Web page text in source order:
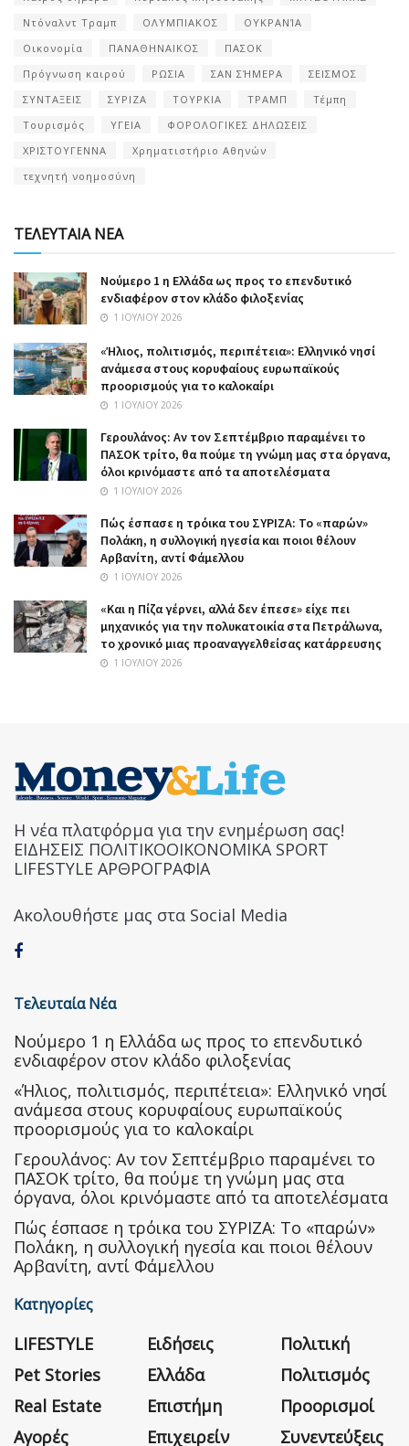
Ντόναλντ Τραμπ
ΟΛΥΜΠΙΑΚΟΣ
ΟΥΚΡΑΝΊΑ
Οικονομία
ΠΑΝΑΘΗΝΑΙΚΟΣ
ΠΑΣΟΚ
Πρόγνωση καιρού
ΡΩΣΙΑ ΣΑΝ ΣΉΜΕΡΑ
ΣΕΙΣΜΟΣ
ΣΥΝΤΑΞΕΙΣ
ΣΥΡΙΖΑ ΤΟΥΡΚΙΑ ΤΡΑΜΠ
Τέμπη
Τουρισμός
ΥΓΕΙΑ
ΦΟΡΟΛΟΓΙΚΕΣ ΔΗΛΩΣΕΙΣ
ΧΡΙΣΤΟΥΓΕΝΝΑ
Χρηματιστήριο Αθηνών
τεχνητή νοημοσύνη
ΤΕΛΕΥΤΑΙΑ ΝΕΑ
Nούμερο 1 η Ελλάδα ως προς το επενδυτικό
ενδιαφέρον στον κλάδο φιλοξενίας
1 ΙΟΥΛΊΟΥ 2026
«Ήλιος, πολιτισμός, περιπέτεια»: Ελληνικό νησί
ανάμεσα στους κορυφαίους ευρωπαϊκούς
προορισμούς για το καλοκαίρι
1 ΙΟΥΛΊΟΥ 2026
Γερουλάνος: Αν τον Σεπτέμβριο παραμένει το
ΠΑΣΟΚ τρίτο, θα πούμε τη γνώμη μας στα όργανα,
όλοι κρινόμαστε από τα αποτελέσματα
1 ΙΟΥΛΊΟΥ 2026
Πώς έσπασε η τρόικα του ΣΥΡΙΖΑ: Το «παρών»
Πολάκη, η συλλογική ηγεσία και ποιοι θέλουν
Αρβανίτη, αντί Φάμελλου
1 ΙΟΥΛΊΟΥ 2026
«Και η Πίζα γέρνει, αλλά δεν έπεσε» είχε πει
μηχανικός για την πολυκατοικία στα Πετράλωνα,
το χρονικό μιας προαναγγελθείσας κατάρρευσης
1 ΙΟΥΛΊΟΥ 2026
Η νέα πλατφόρμα για την ενημέρωση σας!
ΕΙΔΗΣΕΙΣ ΠΟΛΙΤΙΚΟΟΙΚΟΝΟΜΙΚΑ SPORT
LIFESTYLE ΑΡΘΡΟΓΡΑΦΙΑ
Ακολουθήστε μας στα Social Media
Τελευταία Νέα
Nούμερο 1 η Ελλάδα ως προς το επενδυτικό
ενδιαφέρον στον κλάδο φιλοξενίας
«Ήλιος, πολιτισμός, περιπέτεια»: Ελληνικό νησί
ανάμεσα στους κορυφαίους ευρωπαϊκούς
προορισμούς για το καλοκαίρι
Γερουλάνος: Αν τον Σεπτέμβριο παραμένει το
ΠΑΣΟΚ τρίτο, θα πούμε τη γνώμη μας στα
όργανα, όλοι κρινόμαστε από τα αποτελέσματα
Πώς έσπασε η τρόικα του ΣΥΡΙΖΑ: Το «παρών»
Πολάκη, η συλλογική ηγεσία και ποιοι θέλουν
Αρβανίτη, αντί Φάμελλου
Κατηγορίες
LIFESTYLE
Pet Stories
Real Estate
Αγορές
Ειδήσεις
Ελλάδα
Επιστήμη
Επιχειρείν
Πολιτική
Πολιτισμός
Προορισμοί
Συνεντεύξεις